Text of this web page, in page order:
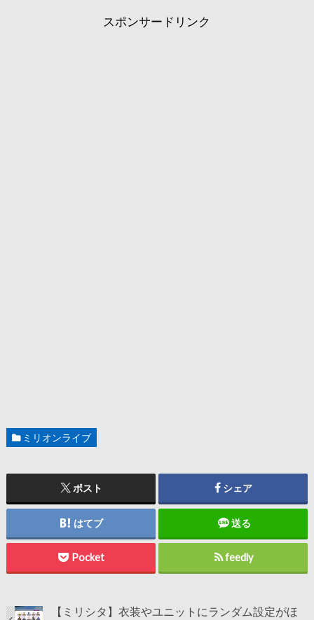
スポンサードリンク
ミリオンライブ
ポスト シェア
はてブ 送る
Pocket feedly
【ミリシタ】衣装やユニットにランダム設定がほ